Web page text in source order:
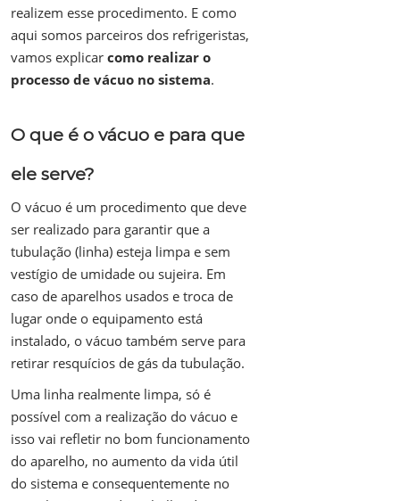
realizem esse procedimento. E como
aqui somos parceiros dos refrigeristas,
vamos explicar como realizar o
processo de vácuo no sistema.
O que é o vácuo e para que
ele serve?
O vácuo é um procedimento que deve
ser realizado para garantir que a
tubulação (linha) esteja limpa e sem
vestígio de umidade ou sujeira. Em
caso de aparelhos usados e troca de
lugar onde o equipamento está
instalado, o vácuo também serve para
retirar resquícios de gás da tubulação.
Uma linha realmente limpa, só é
possível com a realização do vácuo e
isso vai refletir no bom funcionamento
do aparelho, no aumento da vida útil
do sistema e consequentemente no